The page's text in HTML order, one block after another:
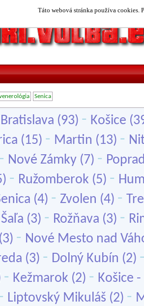
Táto webová stránka používa cookies.
Senica
Bratislava (93) - Košice
(15) - Martin (13) -
- Nové Zámky (7) -
- Ružomberok (5) -
(4) - Zvolen (4) -
Šaľa (3) - Rožňava (3) -
(3) - Nové Mesto nad
(3) - Dolný Kubín (2)
- Kežmarok (2) - Košice -
Liptovský Mikuláš (2) -